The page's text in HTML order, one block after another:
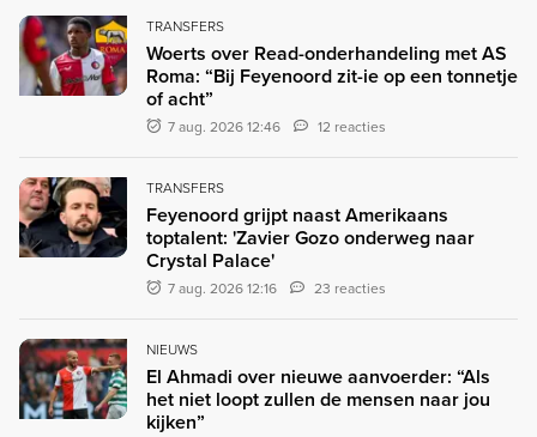
TRANSFERS
Woerts over Read-onderhandeling met AS
Roma: “Bij Feyenoord zit-ie op een tonnetje
of acht”
7 aug. 2026 12:46 12 reacties
TRANSFERS
Feyenoord grijpt naast Amerikaans
toptalent: 'Zavier Gozo onderweg naar
Crystal Palace'
7 aug. 2026 12:16 23 reacties
NIEUWS
El Ahmadi over nieuwe aanvoerder: “Als
het niet loopt zullen de mensen naar jou
kijken”